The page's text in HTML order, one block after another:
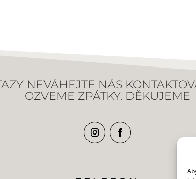
NEVÁHEJTE NÁS
OZVEME ZPÁTKY. DĚKUJEME